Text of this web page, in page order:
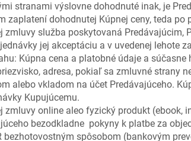
stranami výslovne dohodnuté inak, je
zaplatení dohodnutej Kúpnej ceny, teda
zmluvy služba poskytovaná
jej akceptáciu a v uvedenej lehote
Kúpna cena a platobné údaje a
adresa, pokiaľ sa zmluvné strany
alebo vkladom na účet Predávajúceho.
Kupujúcemu.
zmluvy online aleo fyzický produkt (ebook,
bezodkladne pokyny k platbe za
bezhotovostným spôsobom (bankovým